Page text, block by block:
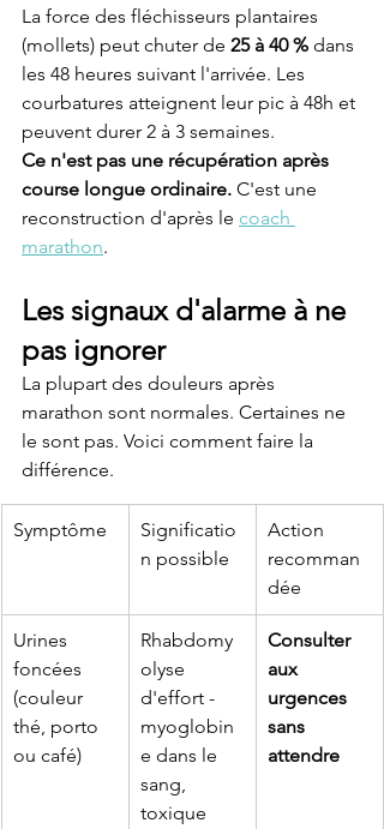
La force des fléchisseurs plantaires
(mollets) peut chuter de 25 à 40 % dans
les 48 heures suivant l'arrivée. Les
courbatures atteignent leur pic à 48h et
peuvent durer 2 à 3 semaines.
Ce n'est pas une récupération après
course longue ordinaire. C'est une
reconstruction d'après le coach
marathon.
Les signaux d'alarme à ne
pas ignorer
La plupart des douleurs après
marathon sont normales. Certaines ne
le sont pas. Voici comment faire la
différence.
Symptôme
Significatio
n possible
Action
recomman
dée
Urines
foncées
(couleur
thé, porto
ou café)
Rhabdomy
olyse
d'effort -
myoglobin
e dans le
sang,
toxique
Consulter
aux
urgences
sans
attendre